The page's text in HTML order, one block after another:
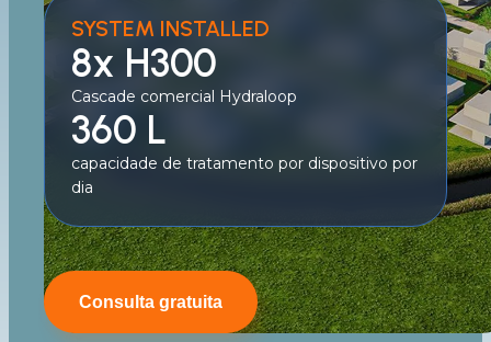
SYSTEM INSTALLED
8x H300
Cascade comercial Hydraloop
360 L
capacidade de tratamento por dispositivo por
dia
Consulta gratuita